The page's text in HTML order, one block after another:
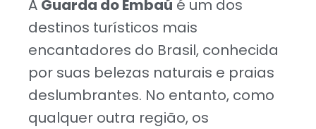
A Guarda do Embaú é um dos
destinos turísticos mais
encantadores do Brasil, conhecida
por suas belezas naturais e praias
deslumbrantes. No entanto, como
qualquer outra região, os